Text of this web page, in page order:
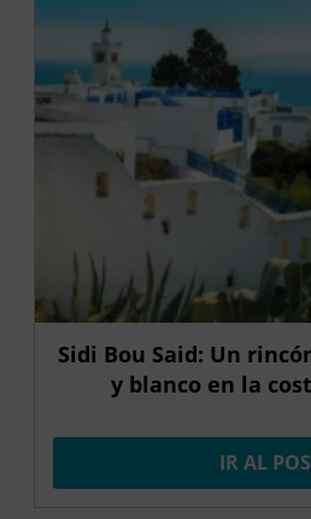
Sidi Bou Said: Un
y blanco en la
IR AL